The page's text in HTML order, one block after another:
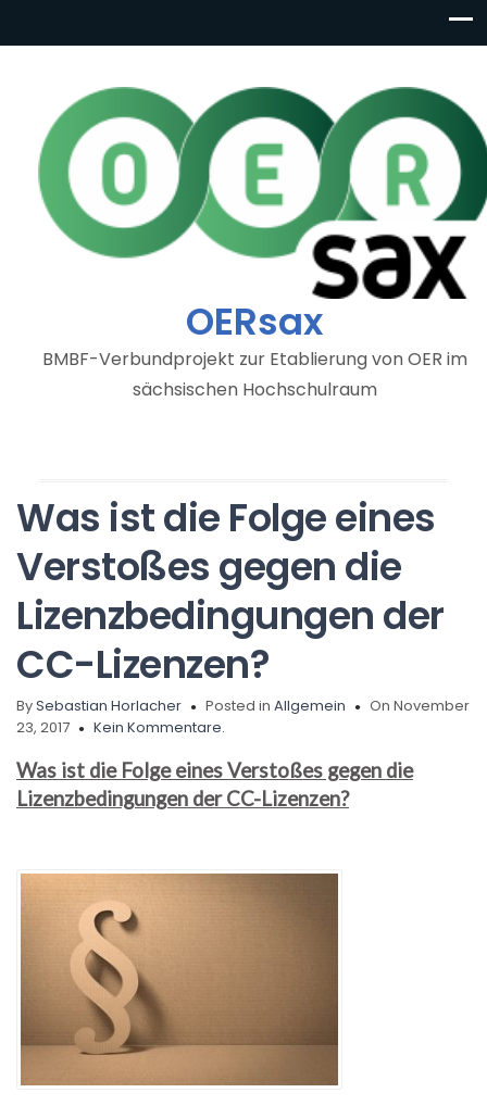
OERsax
BMBF-Verbundprojekt zur Etablierung von OER im
sächsischen Hochschulraum
Was ist die Folge eines
Verstoßes gegen die
Lizenzbedingungen der
CC-Lizenzen?
BySebastian Horlacher Posted in Allgemein
On November
23, 2017
Kein Kommentare.
Was ist die Folge eines Verstoßes gegen die
Lizenzbedingungen der CC-Lizenzen?